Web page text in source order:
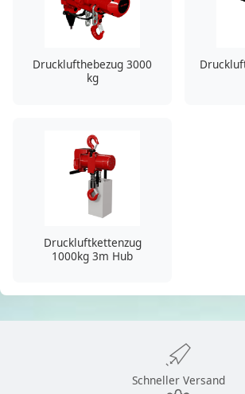
Drucklufthebezug 3000
kg
Druckluftkettenzug
1000kg 3m Hub
Schneller Versand